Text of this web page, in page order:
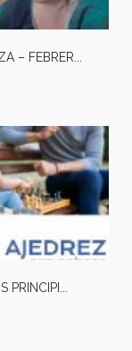
– FEBRER...